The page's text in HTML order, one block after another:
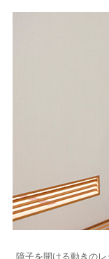
障子を開ける動きの